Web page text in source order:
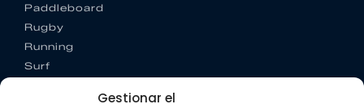
Gestionar el
Paddleboard
Rugby
Running
Surf